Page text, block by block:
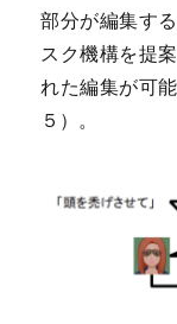
部分が編集す
スク機構を提
れた編集が可
５）。